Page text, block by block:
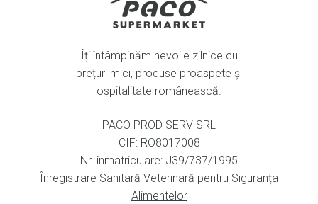
Îți întâmpinăm nevoile zilnice cu
prețuri mici, produse proaspete și
ospitalitate românească.
PACO PROD SERV SRL
CIF: RO8017008
Nr. înmatriculare: J39/737/1995
Înregistrare Sanitară Veterinară pentru Siguranța
Alimentelor